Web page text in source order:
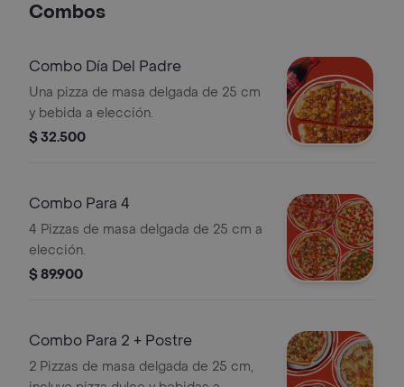
Combos
Combo Día Del Padre
Una pizza de masa delgada de 25 cm
y bebida a elección.
$ 32.500
Combo Para 4
4 Pizzas de masa delgada de 25 cm a
elección.
$ 89.900
Combo Para 2 + Postre
2 Pizzas de masa delgada de 25 cm,